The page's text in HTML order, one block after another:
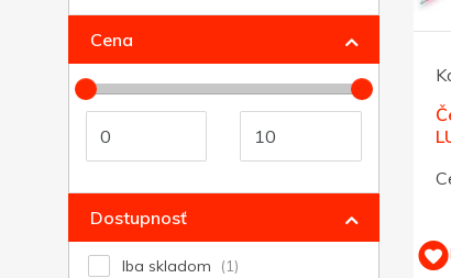
D27
Cena
Dostupnosť
Iba skladom